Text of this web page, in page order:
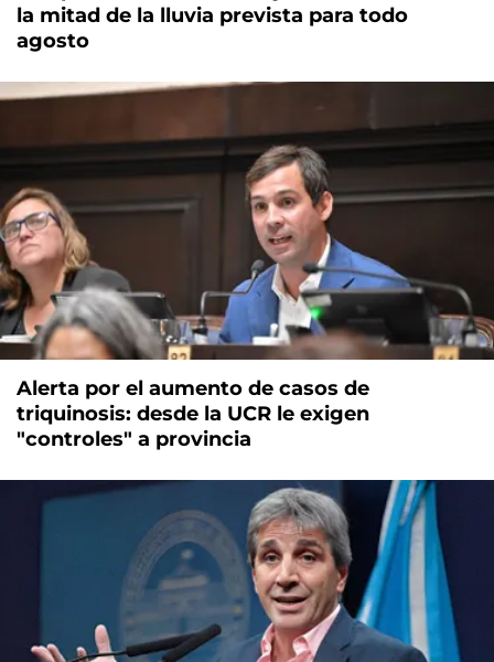
la mitad de la lluvia prevista para todo
agosto
Alerta por el aumento de casos de
triquinosis: desde la UCR le exigen
"controles" a provincia